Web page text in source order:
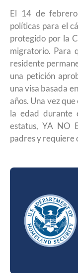
El 14 de
políticas para el
protegido por la
migratorio. Para
residente
una petición
una visa basada
años. Una vez
la edad durante
estatus, YA NO
padres y requiere